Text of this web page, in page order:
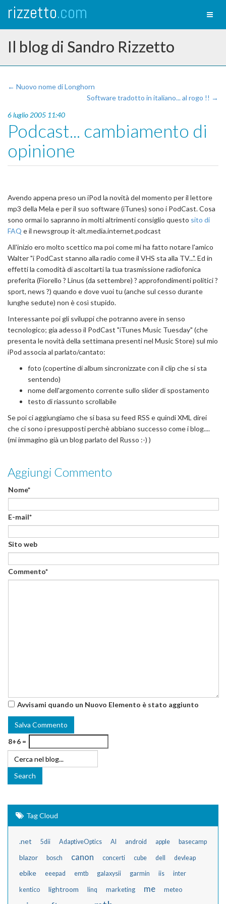
rizzetto.com
Il blog di Sandro Rizzetto
← Nuovo nome di Longhorn
Software tradotto in italiano... al rogo !! →
6 luglio 2005 11:40
Podcast... cambiamento di
opinione
Avendo appena preso un iPod la novità del momento per il lettore
mp3 della Mela e per il suo software (iTunes) sono i PodCast. Cosa
sono ormai lo sapranno in molti altrimenti consiglio questo sito di
FAQ e il newsgroup it-alt.media.internet.podcast
All'inizio ero molto scettico ma poi come mi ha fatto notare l'amico
Walter "i PodCast stanno alla radio come il VHS sta alla TV...". Ed in
effetti la comodità di ascoltarti la tua trasmissione radiofonica
preferita (Fiorello ? Linus (da settembre) ? approfondimenti politici ?
sport, news ?) quando e dove vuoi tu (anche sul cesso durante
lunghe sedute) non è così stupido.
Interessante poi gli sviluppi che potranno avere in senso
tecnologico; gia adesso il PodCast "iTunes Music Tuesday" (che
presenta le novità della settimana presenti nel Music Store) sul mio
iPod associa al parlato/cantato:
foto (copertine di album sincronizzate con il clip che si sta
sentendo)
nome dell'argomento corrente sullo slider di spostamento
testo di riassunto scrollabile
Se poi ci aggiungiamo che si basa su feed RSS e quindi XML direi
che ci sono i presupposti perchè abbiano successo come i blog....
(mi immagino già un blog parlato del Russo :-) )
Aggiungi Commento
Nome*
E-mail*
Sito web
Commento*
Avvisami quando un Nuovo Elemento è stato aggiunto
8+6 =
Tag Cloud
.net 5dii AdaptiveOptics AI android apple basecamp
blazor bosch canon concerti cube dell devleap
ebike eeepad emtb galaxysii garmin iis inter
kentico lightroom linq marketing me meteo